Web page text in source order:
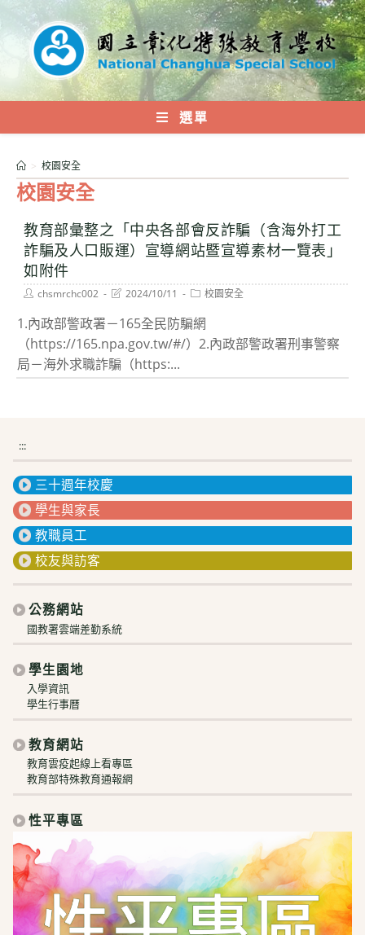
內
選單
校園安全
> 校園安全
教育部彙整之「中央各部會反詐騙（含海外打工
詐騙及人口販運）宣導網站暨宣導素材一覽表」
如附件
Postchsmrchc002
Post
modified:
2024/10/11
Post校園安全
1.內政部警政署－165全民防騙網
（https://165.npa.gov.tw/#/）2.內政部警政署刑事警察
局－海外求職詐騙（https:...
:::
三十週年校慶
學生與家長
教職員工
校友與訪客
公務網站
國教署雲端差勤系統
學生園地
入學資訊
學生行事曆
教育網站
教育雲疫起線上看專區
教育部特殊教育通報網
性平專區